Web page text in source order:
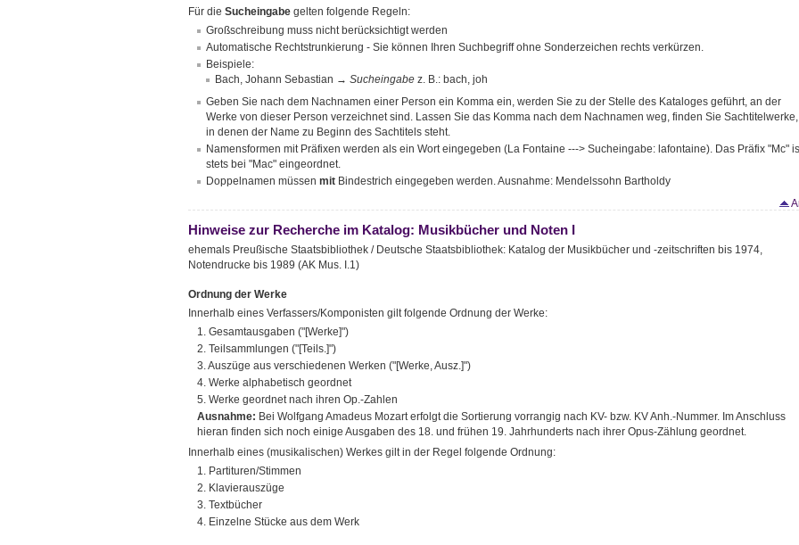
Für die Sucheingabegelten folgende Regeln:
Großschreibung muss nicht berücksichtigt werden
Automatische Rechtstrunkierung - Sie können Ihren Suchbegriff ohne Sonderzeichen rechts verkürzen.
Beispiele:
Bach, Johann Sebastian → Sucheingabez. B.: bach, joh
Geben Sie nach dem Nachnamen einer Person ein Komma ein, werden Sie zu der Stelle des Kataloges geführt, an der
Werke von dieser Person verzeichnet sind. Lassen Sie das Komma nach dem Nachnamen weg, finden Sie Sachtitelwerke,
in denen der Name zu Beginn des Sachtitels steht.
Namensformen mit Präfixen werden als ein Wort eingegeben (La Fontaine ---> Sucheingabe: lafontaine). Das Präfix "Mc"
stets bei "Mac" eingeordnet.
Doppelnamen müssen mitBindestrich eingegeben werden. Ausnahme: Mendelssohn Bartholdy
Hinweise zur Recherche im Katalog: Musikbücher und Noten I
ehemals Preußische Staatsbibliothek / Deutsche Staatsbibliothek: Katalog der Musikbücher und -zeitschriften bis 1974,
Notendrucke bis 1989 (AK Mus. I.1)
Ordnung der Werke
Innerhalb eines Verfassers/Komponisten gilt folgende Ordnung der Werke:
1. Gesamtausgaben ("[Werke]")
2. Teilsammlungen ("[Teils.]")
3. Auszüge aus verschiedenen Werken ("[Werke, Ausz.]")
4. Werke alphabetisch geordnet
5. Werke geordnet nach ihren Op.-Zahlen
Ausnahme: Bei Wolfgang Amadeus Mozart erfolgt die Sortierung vorrangig nach KV- bzw. KV Anh.-Nummer. Im Anschluss
hieran finden sich noch einige Ausgaben des 18. und frühen 19. Jahrhunderts nach ihrer Opus-Zählung geordnet.
Innerhalb eines (musikalischen) Werkes gilt in der Regel folgende Ordnung:
1. Partituren/Stimmen
2. Klavierauszüge
3. Textbücher
4. Einzelne Stücke aus dem Werk